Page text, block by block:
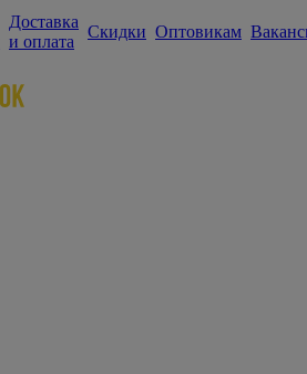
Доставка
и оплата
Скидки Оптовикам